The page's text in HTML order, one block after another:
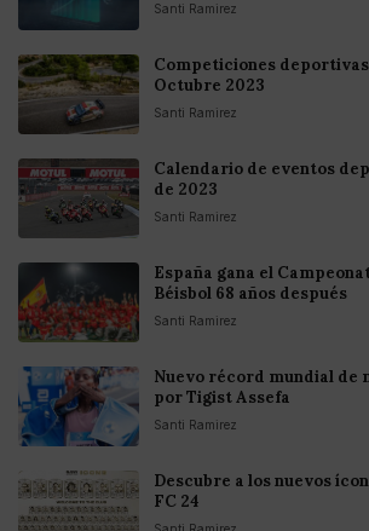
Santi Ramirez
Competiciones deportivas
Octubre 2023
Santi Ramirez
Calendario de eventos
de 2023
Santi Ramirez
España gana el
Béisbol 68 años después
Santi Ramirez
Nuevo récord mundial de
por Tigist Assefa
Santi Ramirez
Descubre a los nuevos
FC 24